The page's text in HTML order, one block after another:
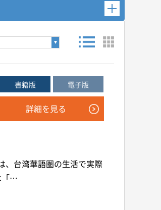
てください。
Google 立ち読み CD付き
、台湾華語圏の生活で実際
「…
書籍版 電子版
詳細を見る